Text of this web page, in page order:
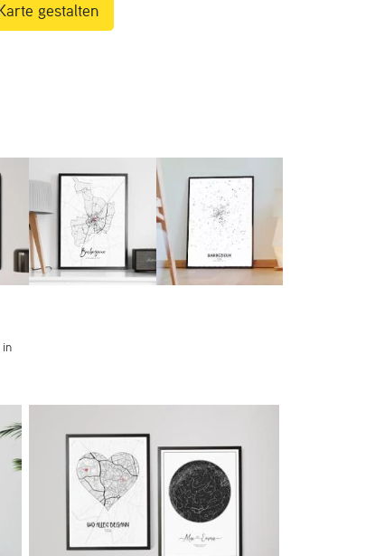
gestalten